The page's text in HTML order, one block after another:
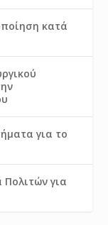
κατά
για το
για